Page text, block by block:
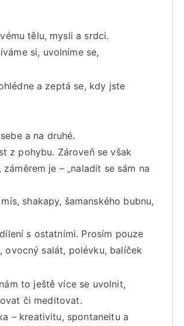
tělu, mysli a srdci.
si, uvolníme se,
a zeptá se, kdy jste
a na druhé.
z pohybu. Zároveň se však
je – „naladit se sám na
shakapy, šamanského bubnu,
s ostatními. Prosím pouze
ovocný salát, polévku, balíček
to ještě více se uvolnit,
či meditovat.
– kreativitu, spontaneitu a